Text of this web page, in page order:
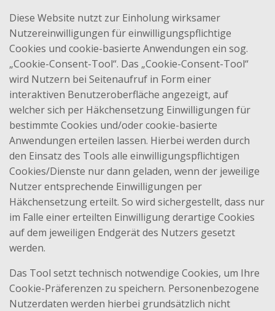
Diese Website nutzt zur Einholung wirksamer
Nutzereinwilligungen für einwilligungspflichtige
Cookies und cookie-basierte Anwendungen ein sog.
„Cookie-Consent-Tool“. Das „Cookie-Consent-Tool“
wird Nutzern bei Seitenaufruf in Form einer
interaktiven Benutzeroberfläche angezeigt, auf
welcher sich per Häkchensetzung Einwilligungen für
bestimmte Cookies und/oder cookie-basierte
Anwendungen erteilen lassen. Hierbei werden durch
den Einsatz des Tools alle einwilligungspflichtigen
Cookies/Dienste nur dann geladen, wenn der jeweilige
Nutzer entsprechende Einwilligungen per
Häkchensetzung erteilt. So wird sichergestellt, dass nur
im Falle einer erteilten Einwilligung derartige Cookies
auf dem jeweiligen Endgerät des Nutzers gesetzt
werden.
Das Tool setzt technisch notwendige Cookies, um Ihre
Cookie-Präferenzen zu speichern. Personenbezogene
Nutzerdaten werden hierbei grundsätzlich nicht